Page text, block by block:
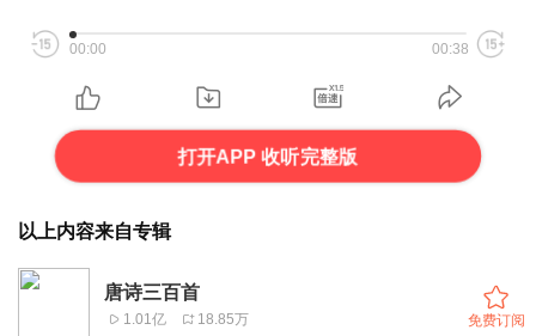
00:00 00:38
打开APP 收听完整版
以上内容来自专辑
唐诗三百首
1.01亿 18.85万 免费订阅